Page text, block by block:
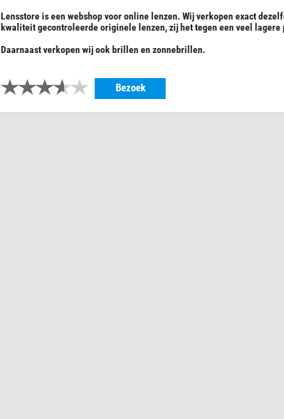
Lensstore is een webshop voor online lenzen. Wij verkopen exact
kwaliteit gecontroleerde originele lenzen, zij het tegen een veel
Daarnaast verkopen wij ook brillen en zonnebrillen.
Bezoek